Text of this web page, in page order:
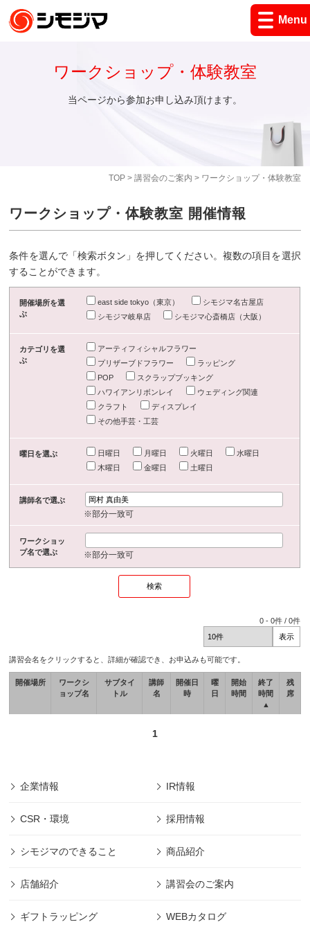
Menu
TOP> 講習会のご案内 > ワークショップ・体験教室
ワークショップ・体験教室
当ページから参加お申し込み頂けます。
ワークショップ・体験教室 開催情報
条件を選んで「検索ボタン」を押してください。複数の項目を選択
することができます。
開催場所を選
ぶ
east side tokyo（東京）
シモジマ名古屋店
シモジマ岐阜店
シモジマ心斎橋店（大阪）
カテゴリを選
ぶ
アーティフィシャルフラワー
プリザーブドフラワー
ラッピング
POP
スクラップブッキング
ハワイアンリボンレイ
ウェディング関連
クラフト
ディスプレイ
その他手芸・工芸
曜日を選ぶ 日曜日 月曜日 火曜日
水曜日
木曜日
金曜日 土曜日
講師名で選ぶ
※部分一致可
ワークショッ
プ名で選ぶ
※部分一致可
0 -0件 /0件
講習会名をクリックすると、詳細が確認でき、お申込みも可能です。
開催場所
ワークシ
ョップ名
サブタイ
トル
講師
名
開催日
時
曜
日
開始
時間
終了
時間
▲
残
席
1
企業情報 IR情報
CSR・環境 採用情報
シモジマのできること 商品紹介
店舗紹介 講習会のご案内
ギフトラッピング WEBカタログ